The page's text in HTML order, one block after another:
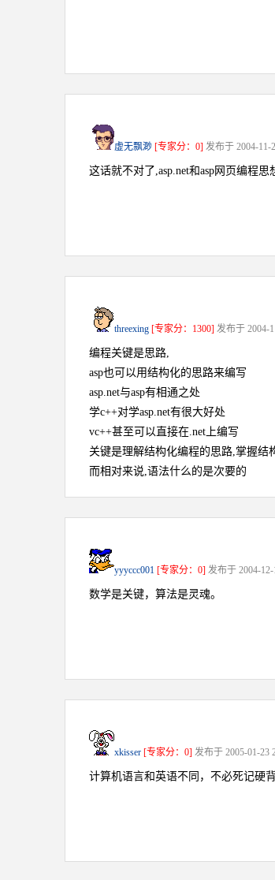
虚无飘渺 [专家分：0] 发布于 2004-11-
这话就不对了,asp.net和asp网页编程
threexing [专家分：1300] 发布于 2004-
编程关键是思路,
asp也可以用结构化的思路来编写
asp.net与asp有相通之处
学c++对学asp.net有很大好处
vc++甚至可以直接在.net上编写
关键是理解结构化编程的思路,掌握结
而相对来说,语法什么的是次要的
yyyccc001 [专家分：0] 发布于 2004-12-
数学是关键，算法是灵魂。
xkisser [专家分：0] 发布于 2005-01-23
计算机语言和英语不同，不必死记硬